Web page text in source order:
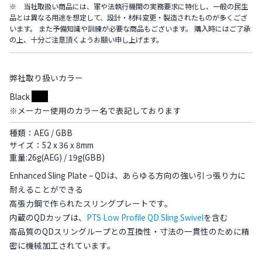
※ 当社取扱い商品には、軍や法執行機関の実務要求に特化し、一般の民生
品とは異なる用途を想定して、設計・材料変更・製造されたものが多くござ
います。 また予備知識や訓練が必要な商品もございます。 購入時にはご了承
の上、十分ご注意頂くようお願い申し上げます。
弊社取り扱いカラー
Black
※メーカー使用のカラー名で表記しております
種類：AEG / GBB
サイズ：52 x 36 x 8mm
重量:26g(AEG) / 19g(GBB)
Enhanced Sling Plate – QDは、あらゆる方向の強い引っ張り力に
耐えることができる
高張力鋼で作られたスリングプレートです。
内蔵のQDカップは、 PTS Low Profile QD Sling Swivelを含む
高品質のQDスリングループとの互換性・寸法の一貫性のために精
密に機械加工されています。